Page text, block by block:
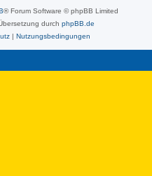
® Forum Software © phpBB Limited
durch phpBB.de
| Nutzungsbedingungen